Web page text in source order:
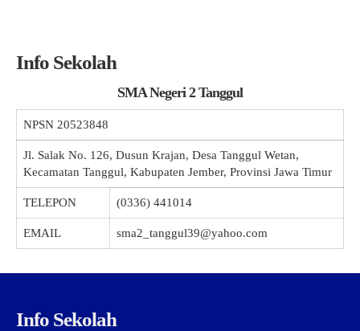
Info Sekolah
SMA Negeri 2 Tanggul
NPSN 20523848
Jl. Salak No. 126, Dusun Krajan, Desa Tanggul Wetan,
Kecamatan Tanggul, Kabupaten Jember, Provinsi Jawa Timur
TELEPON (0336) 441014
EMAIL sma2_tanggul39@yahoo.com
Info Sekolah